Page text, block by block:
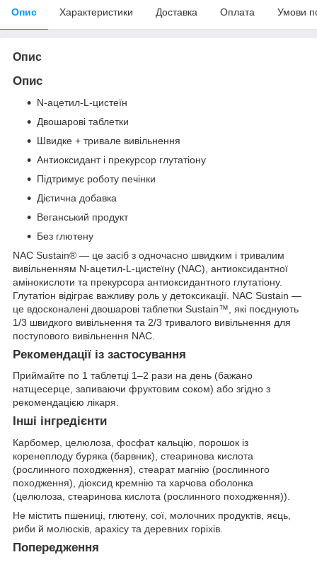
Опис Характеристики Доставка Оплата Умови
Опис
Опис
N-ацетил-L-цистеїн
Двошарові таблетки
Швидке + тривале вивільнення
Антиоксидант і прекурсор глутатіону
Підтримує роботу печінки
Дієтична добавка
Веганський продукт
Без глютену
NAC Sustain® — це засіб з одночасно швидким і тривалим
вивільненням N-ацетил-L-цистеїну (NAC), антиоксидантної
амінокислоти та прекурсора антиоксидантного глутатіону.
Глутатіон відіграє важливу роль у детоксикації. NAC Sustain —
це вдосконалені двошарові таблетки Sustain™, які поєднують
1/3 швидкого вивільнення та 2/3 тривалого вивільнення для
поступового вивільнення NAC.
Рекомендації із застосування
Приймайте по 1 таблетці 1–2 рази на день (бажано
натщесерце, запиваючи фруктовим соком) або згідно з
рекомендацією лікаря.
Інші інгредієнти
Карбомер, целюлоза, фосфат кальцію, порошок із
коренеплоду буряка (барвник), стеаринова кислота
(рослинного походження), стеарат магнію (рослинного
походження), діоксид кремнію та харчова оболонка
(целюлоза, стеаринова кислота (рослинного походження)).
Не містить пшениці, глютену, сої, молочних продуктів, яєць,
риби й молюсків, арахісу та деревних горіхів.
Попередження